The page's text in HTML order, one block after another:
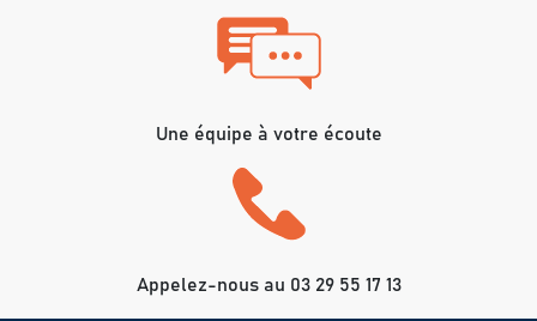
Une équipe à votre écoute
Appelez-nous au 03 29 55 17 13